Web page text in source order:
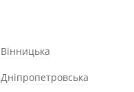
Вінницька
Дніпропетровська